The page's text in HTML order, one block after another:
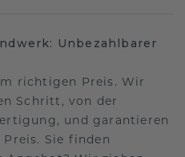
Unbezahlbarer
richtigen Preis. Wir
Schritt, von der
und garantieren
Sie finden